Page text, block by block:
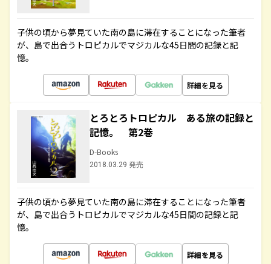
子供の頃から夢見ていた南の島に滞在することになった筆者
が、島で出合うトロピカルでマジカルな45日間の記録と記
憶。
詳細を見る
とろとろトロピカル ある旅の記録と
記憶。 第2巻
D-Books
2018.03.29 発売
子供の頃から夢見ていた南の島に滞在することになった筆者
が、島で出合うトロピカルでマジカルな45日間の記録と記
憶。
詳細を見る